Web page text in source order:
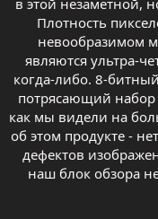
Плотность
невообразимом
являются ультра-
когда-либо. 8-
потрясающий
как мы видели на
об этом продукте -
дефектов
наш блок обзора